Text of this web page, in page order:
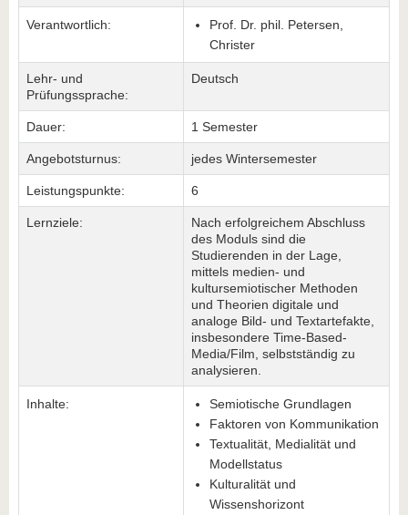
Verantwortlich:
Prof. Dr. phil. Petersen,
Christer
Lehr- und
Prüfungssprache:
Deutsch
Dauer: 1 Semester
Angebotsturnus: jedes Wintersemester
Leistungspunkte: 6
Lernziele:
Nach erfolgreichem Abschluss
des Moduls sind die
Studierenden in der Lage,
mittels medien- und
kultursemiotischer Methoden
und Theorien digitale und
analoge Bild- und Textartefakte,
insbesondere Time-Based-
Media/Film, selbstständig zu
analysieren.
Inhalte:
Semiotische Grundlagen
Faktoren von Kommunikation
Textualität, Medialität und
Modellstatus
Kulturalität und
Wissenshorizont